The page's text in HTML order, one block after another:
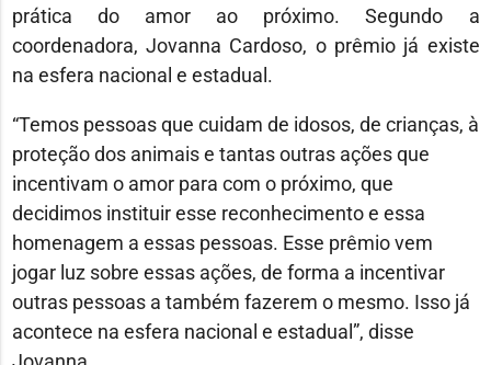
prática do amor ao próximo. Segundo a
coordenadora, Jovanna Cardoso, o prêmio já existe
na esfera nacional e estadual.
“Temos pessoas que cuidam de idosos, de crianças, à
proteção dos animais e tantas outras ações que
incentivam o amor para com o próximo, que
decidimos instituir esse reconhecimento e essa
homenagem a essas pessoas. Esse prêmio vem
jogar luz sobre essas ações, de forma a incentivar
outras pessoas a também fazerem o mesmo. Isso já
acontece na esfera nacional e estadual”, disse